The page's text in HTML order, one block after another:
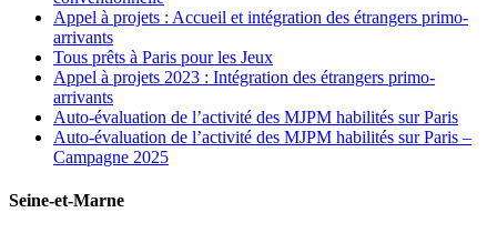
Appel à projets : Accueil et intégration des étrangers primo-
arrivants
Tous prêts à Paris pour les Jeux
Appel à projets 2023 : Intégration des étrangers primo-
arrivants
Auto-évaluation de l’activité des MJPM habilités sur Paris
Auto-évaluation de l’activité des MJPM habilités sur Paris –
Campagne 2025
Seine-et-Marne